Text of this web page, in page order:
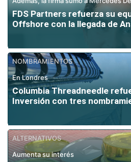
FDS Partners refuerza su
Offshore con la llegada de
NOMBRAMIENTOS
En Londres
Columbia Threadneedle
Inversión con tres
ALTERNATIVOS
Aumenta su interés